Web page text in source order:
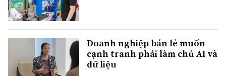
Doanh nghiệp bán lẻ muốn
cạnh tranh phải làm chủ AI và
dữ liệu